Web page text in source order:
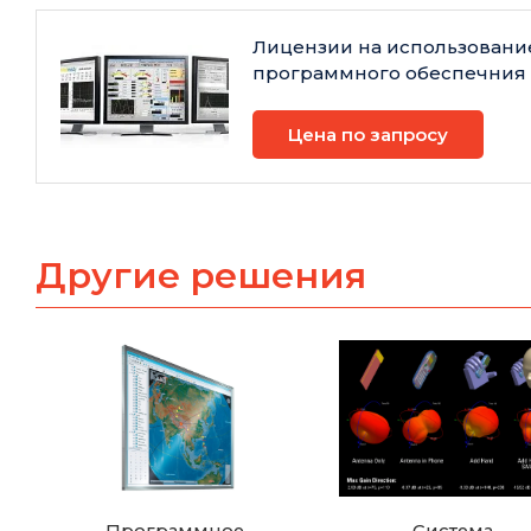
Лицензии на
программного обеспечния
Цена по запросу
Другие решения